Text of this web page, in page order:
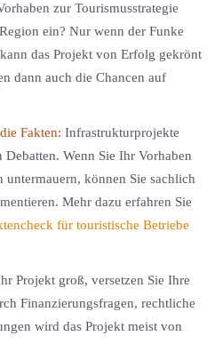
zur Tourismusstrategie
ein? Nur wenn der Funke
das Projekt von Erfolg gekrönt
dann auch die Chancen auf
Fakten: Infrastrukturprojekte
Wenn Sie Ihr Vorhaben
können Sie sachlich
Mehr dazu erfahren Sie
für touristische Betriebe
Projekt groß, versetzen Sie Ihre
Finanzierungsfragen, rechtliche
wird das Projekt meist von